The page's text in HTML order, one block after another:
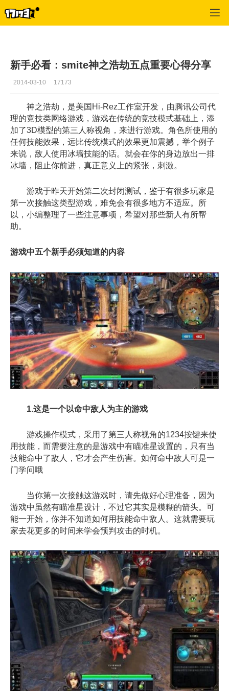
新手必看：smite神之浩劫五点重要心得分享
2014-03-10 17173
神之浩劫，是美国Hi-Rez工作室开发，由腾讯公司代
理的竞技类网络游戏，游戏在传统的竞技模式基础上，添
加了3D模型的第三人称视角，来进行游戏。角色所使用的
任何技能效果，远比传统模式的效果更加震撼，举个例子
来说，敌人使用冰墙技能的话。就会在你的身边放出一排
冰墙，阻止你前进，真正意义上的紧张，刺激。
游戏于昨天开始第二次封闭测试，鉴于有很多玩家是
第一次接触这类型游戏，难免会有很多地方不适应。所
以，小编整理了一些注意事项，希望对那些新人有所帮
助。
游戏中五个新手必须知道的内容
1.这是一个以命中敌人为主的游戏
游戏操作模式，采用了第三人称视角的1234按键来使
用技能，而需要注意的是游戏中有瞄准星设置的，只有当
技能命中了敌人，它才会产生伤害。如何命中敌人可是一
门学问哦
当你第一次接触这游戏时，请先做好心理准备，因为
游戏中虽然有瞄准星设计，不过它其实是模糊的箭头。可
能一开始，你并不知道如何用技能命中敌人。这就需要玩
家去花更多的时间来学会预判攻击的时机。